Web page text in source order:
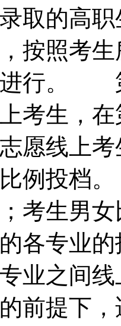
取的高
按照考
进行。
考生，
志愿线上
比例投档
；考生男
的各专业
业之间
前提下